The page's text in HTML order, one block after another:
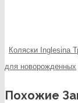
Коляски Inglesina
для новорожденных
Похожие